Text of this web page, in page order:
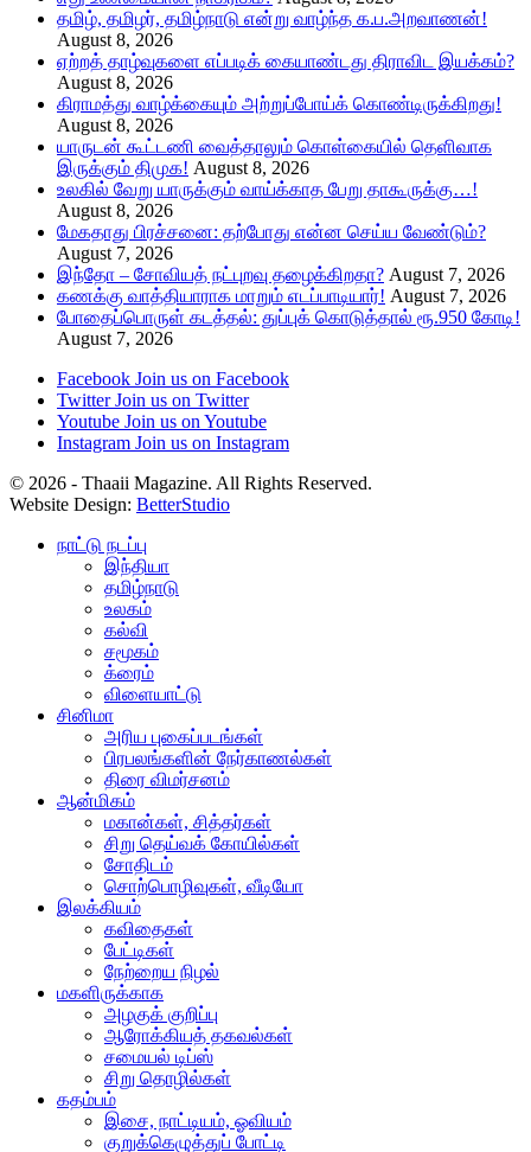
தமிழ், தமிழர், தமிழ்நாடு என்று வாழ்ந்த க.ப.அறவாணன்!
August 8, 2026
ஏற்றத் தாழ்வுகளை எப்படிக் கையாண்டது திராவிட இயக்கம்?
August 8, 2026
கிராமத்து வாழ்க்கையும் அற்றுப்போய்க் கொண்டிருக்கிறது!
August 8, 2026
யாருடன் கூட்டணி வைத்தாலும் கொள்கையில் தெளிவாக
இருக்கும் திமுக! August 8, 2026
உலகில் வேறு யாருக்கும் வாய்க்காத பேறு தாகூருக்கு…!
August 8, 2026
மேகதாது பிரச்சனை: தற்போது என்ன செய்ய வேண்டும்?
August 7, 2026
இந்தோ – சோவியத் நட்புறவு தழைக்கிறதா? August 7, 2026
கணக்கு வாத்தியாராக மாறும் எடப்பாடியார்! August 7, 2026
போதைப்பொருள் கடத்தல்: துப்புக் கொடுத்தால் ரூ.950 கோடி!
August 7, 2026
Facebook Join us on Facebook
Twitter Join us on Twitter
Youtube Join us on Youtube
Instagram Join us on Instagram
© 2026 - Thaaii Magazine. All Rights Reserved.
Website Design: BetterStudio
நாட்டு நடப்பு
இந்தியா
தமிழ்நாடு
உலகம்
கல்வி
சமூகம்
க்ரைம்
விளையாட்டு
சினிமா
அரிய புகைப்படங்கள்
பிரபலங்களின் நேர்காணல்கள்
திரை விமர்சனம்
ஆன்மிகம்
மகான்கள், சித்தர்கள்
சிறு தெய்வக் கோயில்கள்
சோதிடம்
சொற்பொழிவுகள், வீடியோ
இலக்கியம்
கவிதைகள்
பேட்டிகள்
நேற்றைய நிழல்
மகளிருக்காக
அழகுக் குறிப்பு
ஆரோக்கியத் தகவல்கள்
சமையல் டிப்ஸ்
சிறு தொழில்கள்
கதம்பம்
இசை, நாட்டியம், ஓவியம்
குறுக்கெழுத்துப் போட்டி